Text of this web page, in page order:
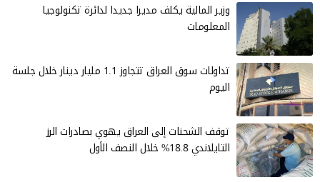
وزير المالية يكلف مديرا جديدا لدائرة تكنولوجيا
المعلومات
تداولات سوق العراق تتجاوز 1.1 مليار دينار خلال جلسة
اليوم
توقف الشحنات إلى العراق يهوي بصادرات الرز
التايلاندي 18.8% خلال النصف الأول